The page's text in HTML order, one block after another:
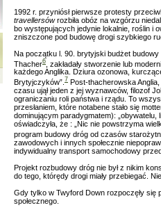
1992 r. przyniósł pierwsze protesty
travellersówrozbiła obóz na wzgórzu
bo występujących jedynie lokalnie, roślin i
zniszczone pod budowę drogi szybkiego
Na początku l. 90. brytyjski budżet
Thacher6 , zakładały stworzenie lub
każdego Anglika. Dziura ozonowa,
Brytyjczyków”. 7 Post-thacherowska
czasu ujął jeden z jej wyznawców, filozof
ograniczaniu roli państwa i rządu. To
przesłaniem, które notabene stało się
dominującym paradygmatem): „obywatelu,
oświadczyła, że : „Nic nie powstrzyma
program budowy dróg od czasów
zawodowych i innych społecznie
indywidualny transport samochodowy
Projekt rozbudowy dróg nie był z nikim
do tego, którędy drogi miały przebiegać.
Gdy tylko w Twyford Down rozpoczęły
społecznego.